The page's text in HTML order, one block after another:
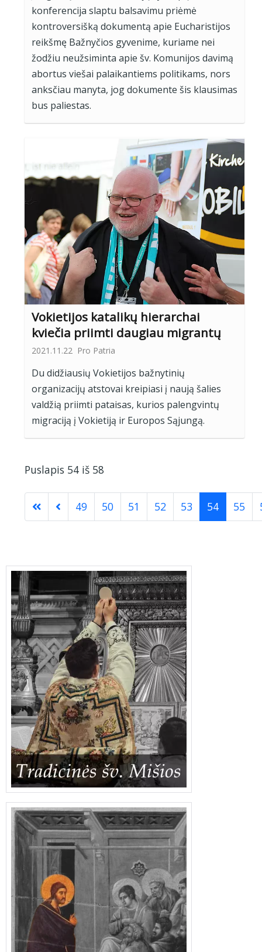
konferencija slaptu balsavimu priėmė
kontroversišką dokumentą apie Eucharistijos
reikšmę Bažnyčios gyvenime, kuriame nei
žodžiu neužsiminta apie šv. Komunijos davimą
abortus viešai palaikantiems politikams, nors
anksčiau manyta, jog dokumente šis klausimas
bus paliestas.
Vokietijos katalikų hierarchai
kviečia priimti daugiau migrantų
2021.11.22 Pro Patria
Du didžiausių Vokietijos bažnytinių
organizacijų atstovai kreipiasi į naują šalies
valdžią priimti pataisas, kurios palengvintų
migraciją į Vokietiją ir Europos Sąjungą.
Puslapis 54 iš 58
49 50 51 52 53 54 55